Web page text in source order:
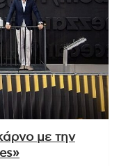
με την